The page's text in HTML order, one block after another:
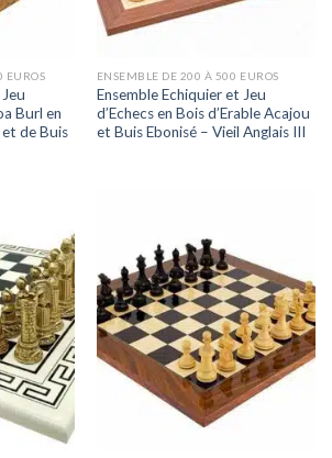
EUROS
Burl en
et de Buis
ENSEMBLE DE 200 À 500 EUROS
Ensemble Echiquier et Jeu
d’Echecs en Bois d’Erable Acajou
et Buis Ebonisé – Vieil Anglais III